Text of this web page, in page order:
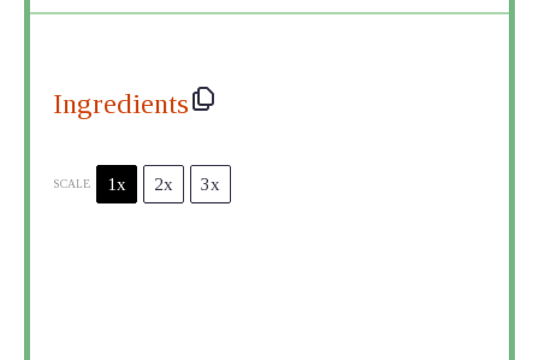
Ingredients
SCALE 1x 2x 3x